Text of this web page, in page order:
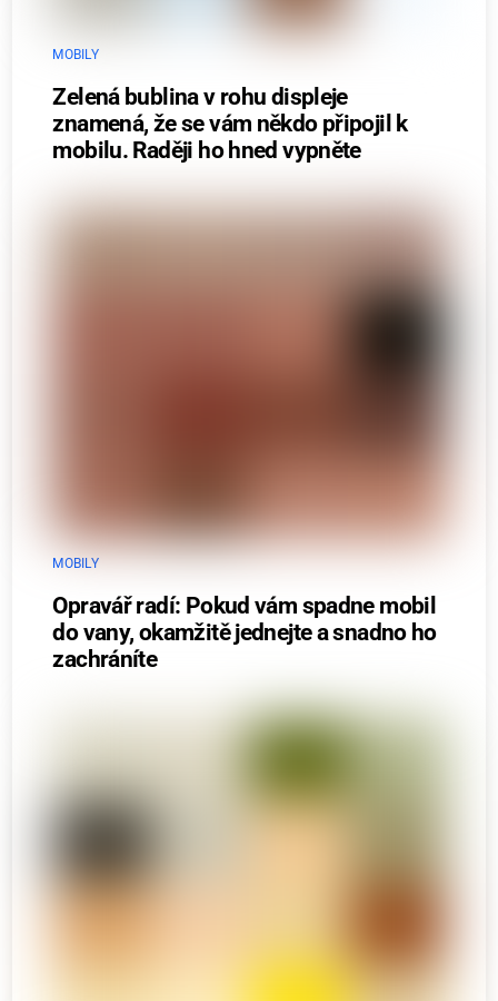
MOBILY
Zelená bublina v rohu displeje
znamená, že se vám někdo připojil k
mobilu. Raději ho hned vypněte
MOBILY
Opravář radí: Pokud vám spadne mobil
do vany, okamžitě jednejte a snadno ho
zachráníte